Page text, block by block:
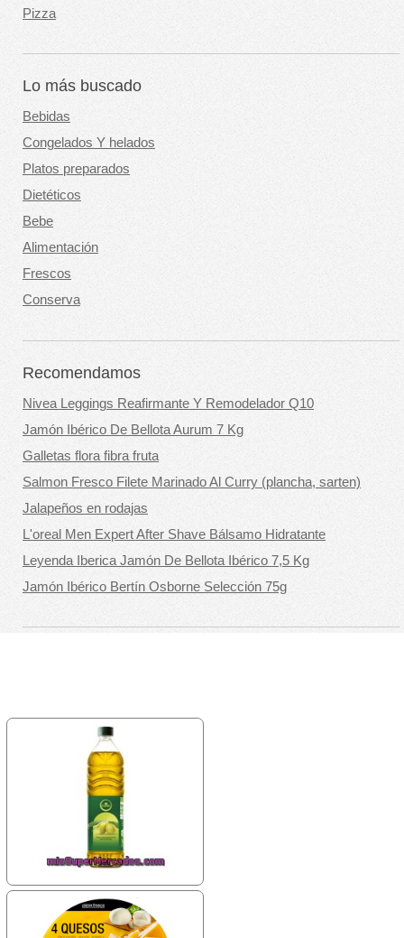
Pizza
Lo más buscado
Bebidas
Congelados Y helados
Platos preparados
Dietéticos
Bebe
Alimentación
Frescos
Conserva
Recomendamos
Nivea Leggings Reafirmante Y Remodelador Q10
Jamón Ibérico De Bellota Aurum 7 Kg
Galletas flora fibra fruta
Salmon Fresco Filete Marinado Al Curry (plancha, sarten)
Jalapeños en rodajas
L'oreal Men Expert After Shave Bálsamo Hidratante
Leyenda Iberica Jamón De Bellota Ibérico 7,5 Kg
Jamón Ibérico Bertín Osborne Selección 75g